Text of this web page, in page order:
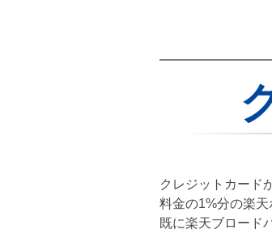
クレジットカード
料金の1%分の楽天
既に楽天ブロード